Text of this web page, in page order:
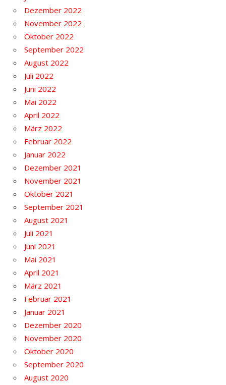
Dezember 2022
November 2022
Oktober 2022
September 2022
August 2022
Juli 2022
Juni 2022
Mai 2022
April 2022
März 2022
Februar 2022
Januar 2022
Dezember 2021
November 2021
Oktober 2021
September 2021
August 2021
Juli 2021
Juni 2021
Mai 2021
April 2021
März 2021
Februar 2021
Januar 2021
Dezember 2020
November 2020
Oktober 2020
September 2020
August 2020